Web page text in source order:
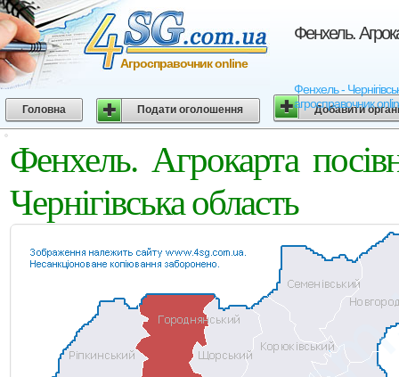
Фенхель.
Фенхель -
агросправочник
Агросправочник online
Головна Подати оголошення Добавити
Фенхель. Агрокарта
Чернігівська область